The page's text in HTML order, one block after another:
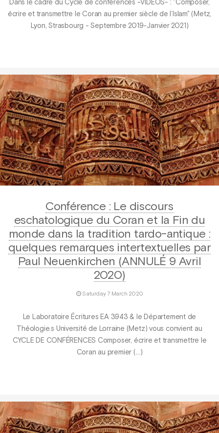
Dans le cadre du Cycle de conférences -VIDEOS- : "Composer,
écrire et transmettre le Coran au premier siècle de l’Islam" (Metz,
Lyon, Strasbourg - Septembre 2019-Janvier 2021)
Conférence : Le discours
eschatologique du Coran et la Fin du
monde dans la tradition tardo-antique :
quelques remarques intertextuelles par
Paul Neuenkirchen (ANNULÉ 9 Avril
2020)
Saturday 7 March 2020
Le Laboratoire Écritures EA 3943 & le Département de
Théologie.s Université de Lorraine (Metz) vous convient au
CYCLE DE CONFÉRENCES Composer, écrire et transmettre le
Coran au premier (…)